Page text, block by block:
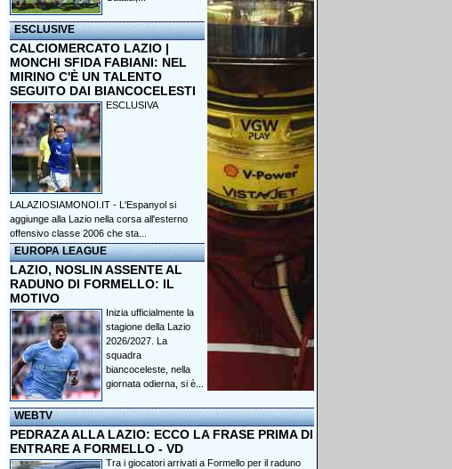
ESCLUSIVE
CALCIOMERCATO LAZIO |
MONCHI SFIDA FABIANI: NEL
MIRINO C'È UN TALENTO
SEGUITO DAI BIANCOCELESTI
ESCLUSIVA
LALAZIOSIAMONOI.IT - L'Espanyol si
aggiunge alla Lazio nella corsa all'esterno
offensivo classe 2006 che sta...
EUROPA LEAGUE
LAZIO, NOSLIN ASSENTE AL
RADUNO DI FORMELLO: IL
MOTIVO
Inizia ufficialmente la
stagione della Lazio
2026/2027. La
squadra
biancoceleste, nella
giornata odierna, si è...
WEBTV
PEDRAZA ALLA LAZIO: ECCO LA FRASE PRIMA DI
ENTRARE A FORMELLO - VD
Tra i giocatori arrivati a Formello per il raduno